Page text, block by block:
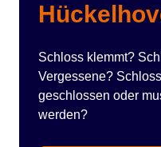
Schloss klemmt?
Vergessene?
geschlossen oder
werden?